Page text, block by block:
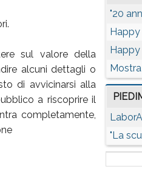
sul valore della
alcuni dettagli o
di avvicinarsi alla
a riscoprire il
completamente,
"20
"La